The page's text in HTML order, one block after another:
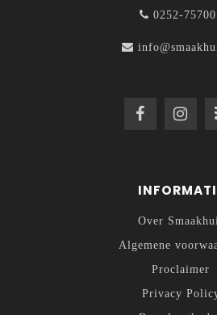
0252-
Over
Algemene
Proclaimer
Privacy